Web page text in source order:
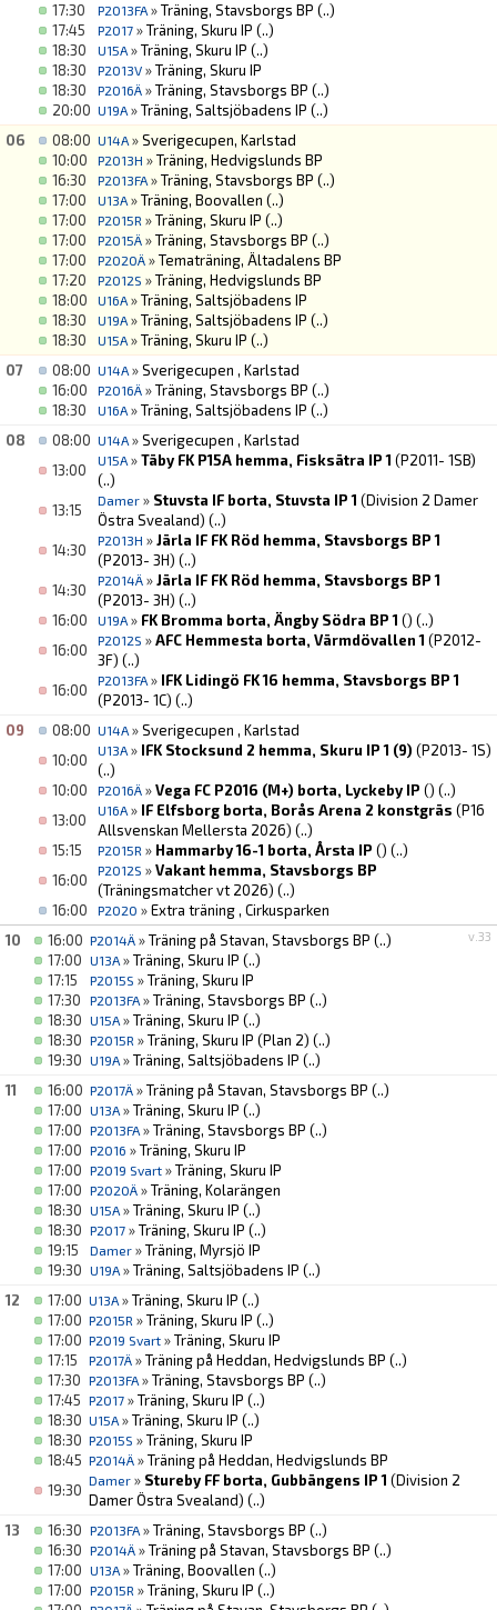
17:30
P2013FA »Träning, Stavsborgs BP (..)
17:45
P2017 »Träning, Skuru IP (..)
18:30
U15A »Träning, Skuru IP (..)
18:30
P2013V »Träning, Skuru IP
18:30
P2016Ä »Träning, Stavsborgs BP (..)
20:00 U19A »Träning, Saltsjöbadens IP (..)
06
08:00 U14A »Sverigecupen, Karlstad
10:00
P2013H »Träning, Hedvigslunds BP
16:30
P2013FA »Träning, Stavsborgs BP (..)
17:00
U13A »Träning, Boovallen (..)
17:00
P2015R »Träning, Skuru IP (..)
17:00
P2015Ä »Träning, Stavsborgs BP (..)
17:00
P2020Ä »Tematräning, Ältadalens BP
17:20
P2012S »Träning, Hedvigslunds BP
18:00
U16A »Träning, Saltsjöbadens IP
18:30
U19A »Träning, Saltsjöbadens IP (..)
18:30
U15A »Träning, Skuru IP (..)
07
08:00 U14A »Sverigecupen , Karlstad
16:00
P2016Ä »Träning, Stavsborgs BP (..)
18:30
U16A »Träning, Saltsjöbadens IP (..)
08
08:00 U14A »Sverigecupen , Karlstad
13:00
U15A »Täby FK P15A hemma, Fisksätra IP 1 (P2011- 1SB)
(..)
13:15
Damer » Stuvsta IF borta, Stuvsta IP 1 (Division 2 Damer
Östra Svealand) (..)
14:30
P2013H »Järla IF FK Röd hemma, Stavsborgs BP 1
(P2013- 3H) (..)
14:30
P2014Ä »Järla IF FK Röd hemma, Stavsborgs BP 1
(P2013- 3H) (..)
16:00
U19A » FK Bromma borta, Ängby Södra BP 1 () (..)
16:00
P2012S »AFC Hemmesta borta, Värmdövallen 1 (P2012-
3F) (..)
16:00
P2013FA » IFK Lidingö FK 16 hemma, Stavsborgs BP 1
(P2013- 1C) (..)
09
08:00 U14A »Sverigecupen , Karlstad
10:00
U13A » IFK Stocksund 2 hemma, Skuru IP 1 (9) (P2013- 1S)
(..)
10:00
P2016Ä »Vega FC P2016 (M+) borta, Lyckeby IP () (..)
13:00
U16A » IF Elfsborg borta, Borås Arena 2 konstgräs (P16
Allsvenskan Mellersta 2026) (..)
15:15
P2015R » Hammarby 16-1 borta, Årsta IP () (..)
16:00
P2012S »Vakant hemma, Stavsborgs BP
(Träningsmatcher vt 2026) (..)
16:00
P2020 »Extra träning , Cirkusparken
v.33
10 16:00 P2014Ä »Träning på Stavan, Stavsborgs BP (..)
17:00 U13A »Träning, Skuru IP (..)
17:15
P2015S »Träning, Skuru IP
17:30
P2013FA »Träning, Stavsborgs BP (..)
18:30 U15A »Träning, Skuru IP (..)
18:30 P2015R »Träning, Skuru IP (Plan 2) (..)
19:30 U19A »Träning, Saltsjöbadens IP (..)
11
16:00 P2017Ä »Träning på Stavan, Stavsborgs BP (..)
17:00 U13A »Träning, Skuru IP (..)
17:00 P2013FA »Träning, Stavsborgs BP (..)
17:00 P2016 »Träning, Skuru IP
17:00 P2019 Svart »Träning, Skuru IP
17:00 P2020Ä »Träning, Kolarängen
18:30 U15A »Träning, Skuru IP (..)
18:30 P2017 »Träning, Skuru IP (..)
19:15
Damer »Träning, Myrsjö IP
19:30 U19A »Träning, Saltsjöbadens IP (..)
12
17:00 U13A »Träning, Skuru IP (..)
17:00 P2015R »Träning, Skuru IP (..)
17:00 P2019 Svart »Träning, Skuru IP
17:15
P2017Ä »Träning på Heddan, Hedvigslunds BP (..)
17:30 P2013FA »Träning, Stavsborgs BP (..)
17:45 P2017 »Träning, Skuru IP (..)
18:30 U15A »Träning, Skuru IP (..)
18:30 P2015S »Träning, Skuru IP
18:45 P2014Ä »Träning på Heddan, Hedvigslunds BP
19:30
Damer » Stureby FF borta, Gubbängens IP 1 (Division 2
Damer Östra Svealand) (..)
13
16:30 P2013FA »Träning, Stavsborgs BP (..)
16:30 P2014Ä »Träning på Stavan, Stavsborgs BP (..)
17:00 U13A »Träning, Boovallen (..)
17:00 P2015R »Träning, Skuru IP (..)